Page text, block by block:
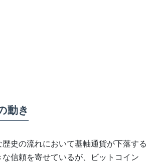
動き
史の流れにおいて基軸通貨が下落する
信頼を寄せているが、ビットコイン